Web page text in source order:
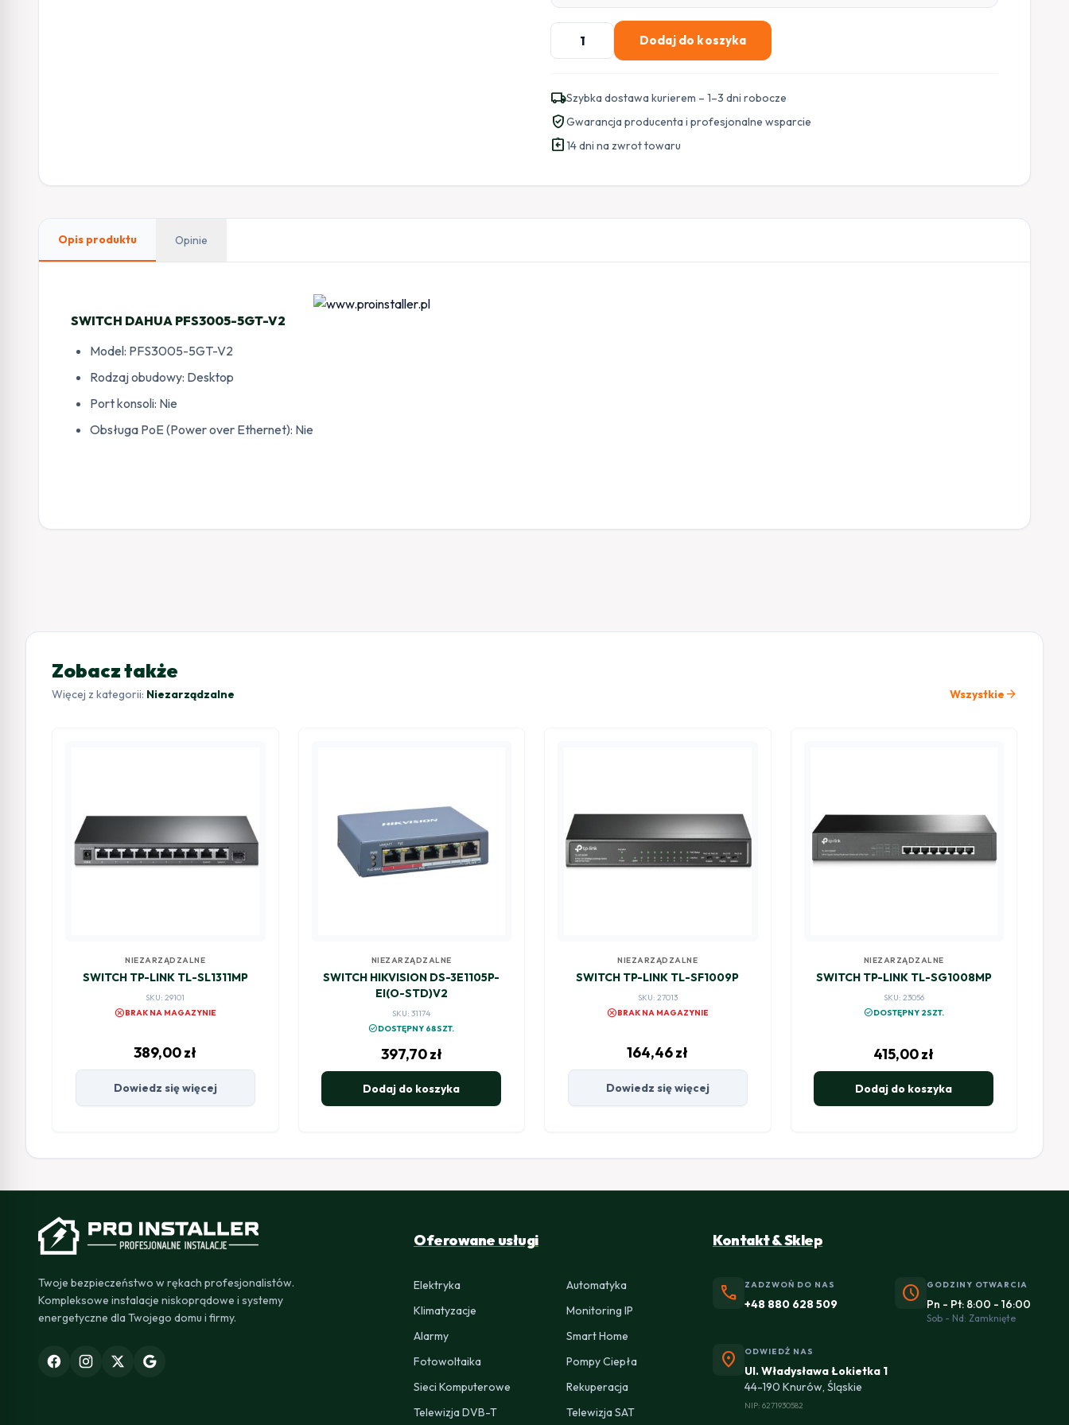
ilość
SWITCH
PFS3005-
5GT-
V2
Dodaj do koszyka
local_shippingSzybka dostawa kurierem – 1–3 dni robocze
verified_userGwarancja producenta i profesjonalne wsparcie
assignment_return14 dni na zwrot towaru
Opis produktu Opinie
SWITCH DAHUA PFS3005-5GT-V2
Model: PFS3005-5GT-V2
Rodzaj obudowy: Desktop
Port konsoli: Nie
Obsługa PoE (Power over Ethernet): Nie
Zobacz także
Więcej z kategorii: Niezarządzalne Wszystkie arrow_forward
NIEZARZĄDZALNE
SWITCH TP-LINK TL-SL1311MP
SKU: 29101
cancelBRAK NA MAGAZYNIE
389,00zł
Dowiedz się więcej
NIEZARZĄDZALNE
SWITCH HIKVISION DS-3E1105P-
EI(O-STD)V2
SKU: 31174
check_circleDOSTĘPNY 68SZT.
397,70zł
Dodaj do koszyka
NIEZARZĄDZALNE
SWITCH TP-LINK TL-SF1009P
SKU: 27013
cancelBRAK NA MAGAZYNIE
164,46zł
Dowiedz się więcej
NIEZARZĄDZALNE
SWITCH TP-LINK TL-SG1008MP
SKU: 23056
check_circleDOSTĘPNY 2SZT.
415,00zł
Dodaj do koszyka
Twoje bezpieczeństwo w rękach profesjonalistów.
Kompleksowe instalacje niskoprądowe i systemy
energetyczne dla Twojego domu i firmy.
Oferowane usługi
Elektryka
Automatyka
Klimatyzacje
Monitoring IP
Alarmy
Smart Home
Fotowoltaika
Pompy Ciepła
Sieci Komputerowe
Rekuperacja
Telewizja DVB-T
Telewizja SAT
Kontakt & Sklep
phone ZADZWOŃ DO NAS
+48 880 628 509 schedule GODZINY OTWARCIA
Pn - Pt: 8:00 - 16:00
Sob - Nd: Zamknięte
location_on ODWIEDŹ NAS
Ul. Władysława Łokietka 1
44-190 Knurów, Śląskie
NIP: 6271930582